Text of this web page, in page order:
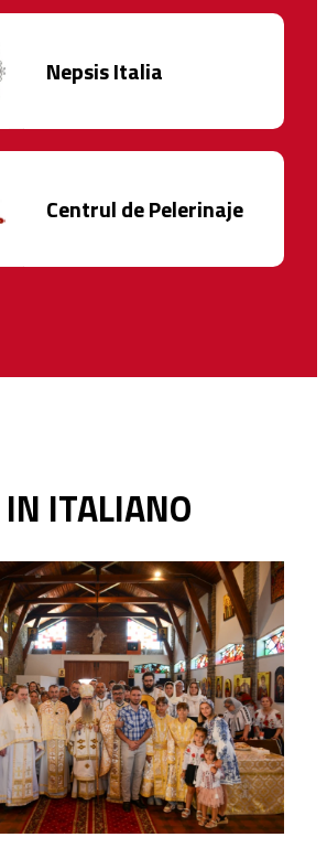
Nepsis Italia
Centrul de Pelerinaje
ITALIANO